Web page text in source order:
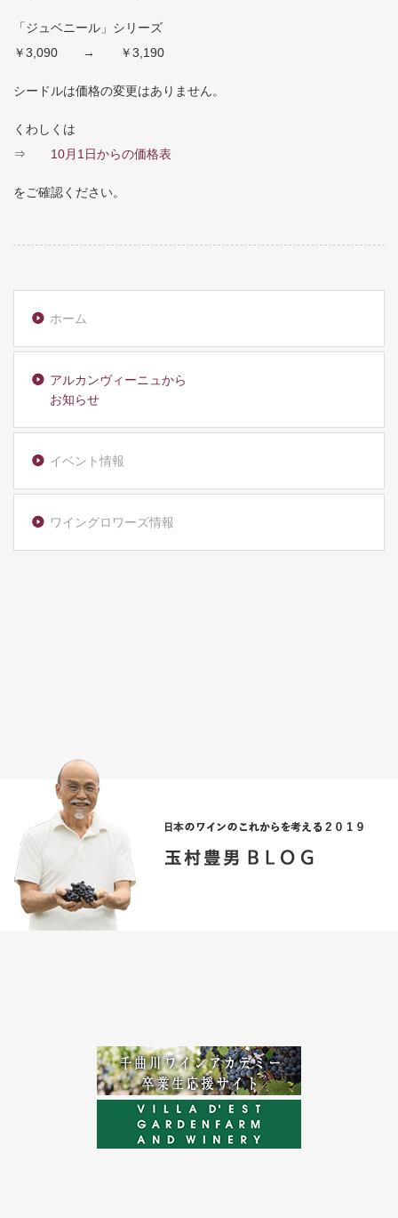
「ジュベニール」シリーズ
￥3,090 → ￥3,190
シードルは価格の変更はありません。
くわしくは
⇒ 10月1日からの価格表
をご確認ください。
ホーム
アルカンヴィーニュから
お知らせ
イベント情報
ワイングロワーズ情報